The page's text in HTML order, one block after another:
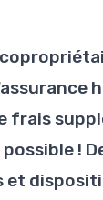
frais
!
et